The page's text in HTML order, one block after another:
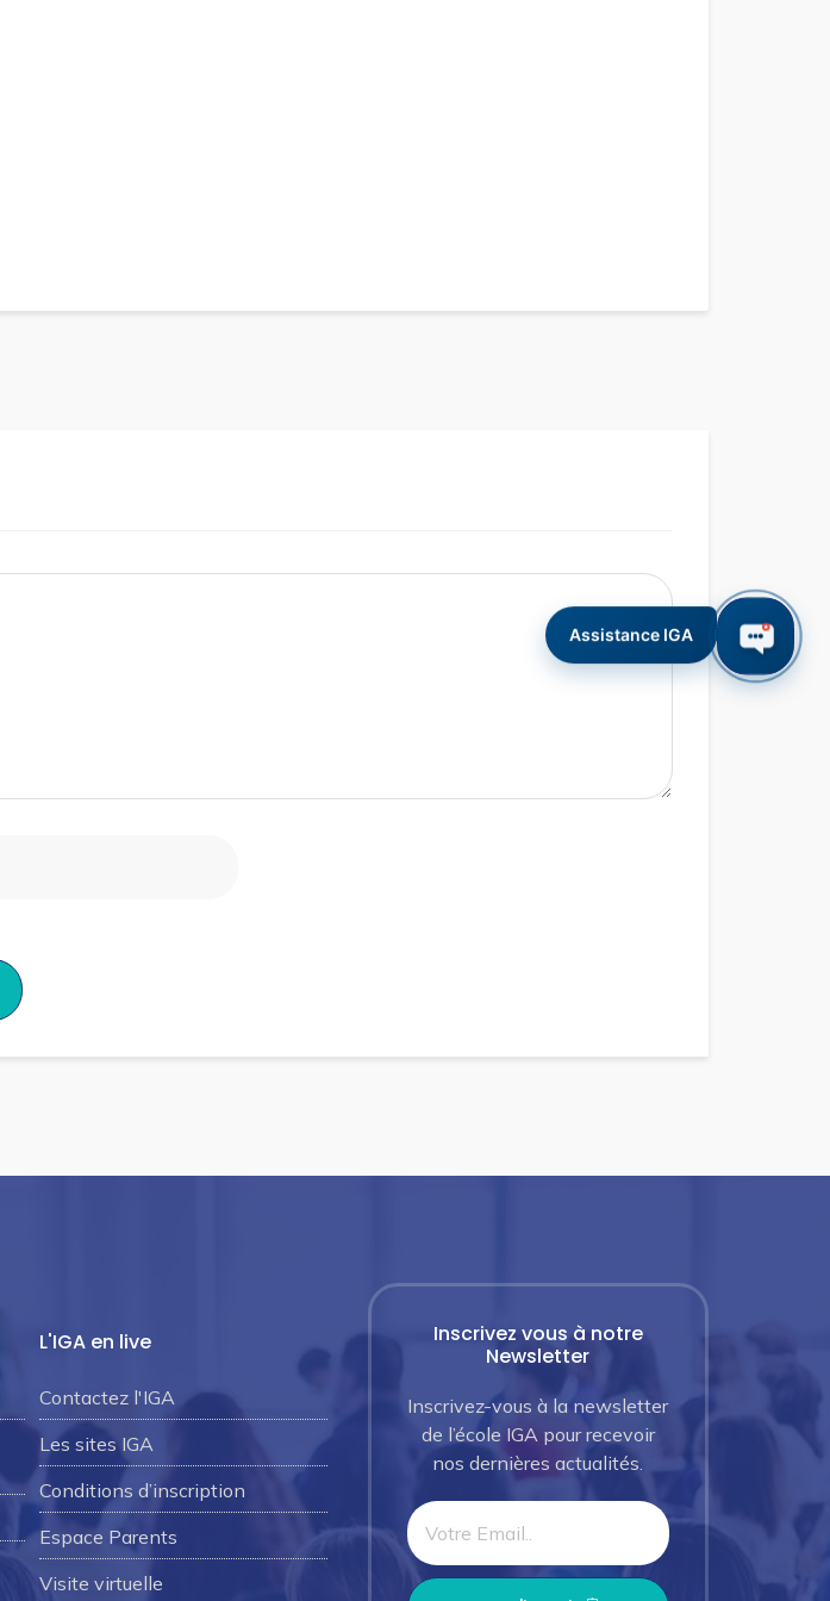
L'IGA en live
Contactez l'IGA
Les sites IGA
Conditions d’inscription
Espace Parents
Visite virtuelle
Inscrivez vous à notre
Newsletter
Inscrivez-vous à la newsletter
de l’école IGA pour recevoir
nos dernières actualités.
Assistance IGA